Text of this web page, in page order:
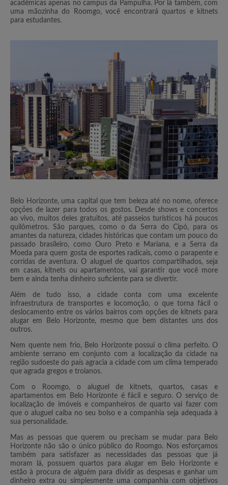
acadêmicas apenas no campus da Pampulha. Por lá também, com
uma mãozinha do Roomgo, você encontrará quartos e kitnets
para estudantes.
Belo Horizonte, uma capital que tem beleza até no nome, oferece
opções de lazer para todos os gostos. Desde shows e concertos
ao vivo, muitos deles gratuitos, até passeios turísticos há poucos
quilômetros. São parques, como o da Serra do Cipó, para os
amantes da natureza, cidades históricas que contam um pouco do
passado brasileiro, como Ouro Preto e Mariana, e a Serra da
Moeda para quem gosta de esportes radicais, como o parapente e
corridas de aventura. O aluguel de quartos compartilhados, seja
em casas, kitnets ou apartamentos, vai garantir que você more
bem e ainda tenha dinheiro suficiente para se divertir.
Além de tudo isso, a cidade conta com uma excelente
infraestrutura de transportes e locomoção, o que torna fácil o
deslocamento entre os vários bairros com opções de kitnets para
alugar em Belo Horizonte, mesmo que bem distantes uns dos
outros.
Nem quente nem frio, Belo Horizonte possui o clima perfeito. O
ambiente serrano em conjunto com a localização da cidade na
região sudoeste do país agracia a cidade com um clima temperado
que agrada gregos e troianos.
Com o Roomgo, o aluguel de kitnets, quartos, casas e
apartamentos em Belo Horizonte é fácil e seguro. O serviço de
localização de imóveis e companheiros de quarto vai fazer com
que o aluguel caiba no seu bolso e a companhia seja adequada à
sua personalidade.
Mas as pessoas que querem ou precisam se mudar para Belo
Horizonte não são o único público do Roomgo. Nos esforçamos
também para satisfazer as necessidades das pessoas que já
moram lá, possuem quartos para alugar em Belo Horizonte e
estão à procura de alguém para dividir as despesas e ganhar um
dinheiro extra ou simplesmente uma companhia com objetivos